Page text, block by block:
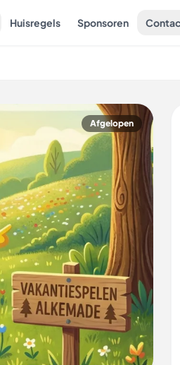
Huisregels Sponsoren
Afgelopen